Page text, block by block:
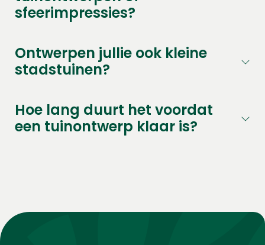
sfeerimpressies?
Ontwerpen jullie ook kleine
stadstuinen?
Hoe lang duurt het voordat
een tuinontwerp klaar is?